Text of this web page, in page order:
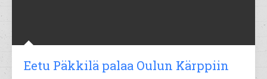
Eetu Päkkilä palaa Oulun Kärppiin